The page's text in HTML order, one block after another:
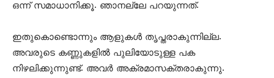
ഒന്ന് സമാധാനിക്കൂ. ഞാനല്ലേ പറയുന്നത്.
ഇതുകൊണ്ടൊന്നും ആളുകൾ തൃപ്തരാകുന്നില്ല.
അവരുടെ കണ്ണുകളിൽ പുലിയോടുള്ള പക
നിഴലിക്കുന്നുണ്ട്. അവർ അക്രമാസക്തരാകുന്നു.